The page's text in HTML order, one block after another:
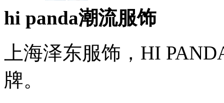
hi panda潮流服饰
上海泽东服饰，HI
牌。